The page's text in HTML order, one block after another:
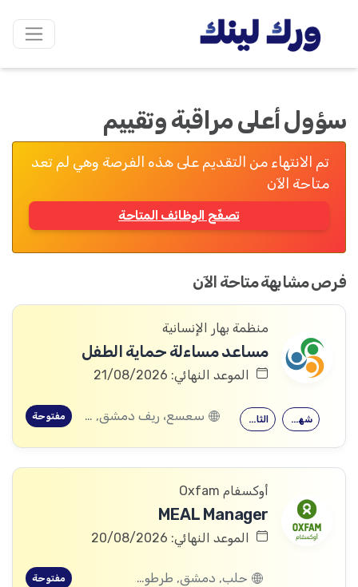
سؤول أعلى مراقبة وتقييم
تم الانتهاء من التقديم على هذه الفرصة وهي لم تعد
متاحة الآن
تصفّح الوظائف المتاحة
فرص مشابهة متاحة الآن
منظمة بهار الإنسانية
مساعد مساءلة حماية الطفل
الموعد النهائي: 21/08/2026
الثانوية العامة شهادة جامعية سعسع، ريف دمشق, قدسيا، ريف دمشق, قطنا، ريف دمشق, مضايا، ريف دمشق, الديماس، ريف دمشق, سرغايا، ريف دمشق, بيت جن، ريف دمشق, عين الفيجة، ريف دمشق مفتوحة
أوكسفام Oxfam
MEAL Manager
الموعد النهائي: 20/08/2026
حلب, دمشق, طرطوس, ريف دمشق, ديرالزور, درعا, السويداء, إدلب, القنيطرة, اللاذقية, الرقة, حمص, الحسكة, حماة مفتوحة